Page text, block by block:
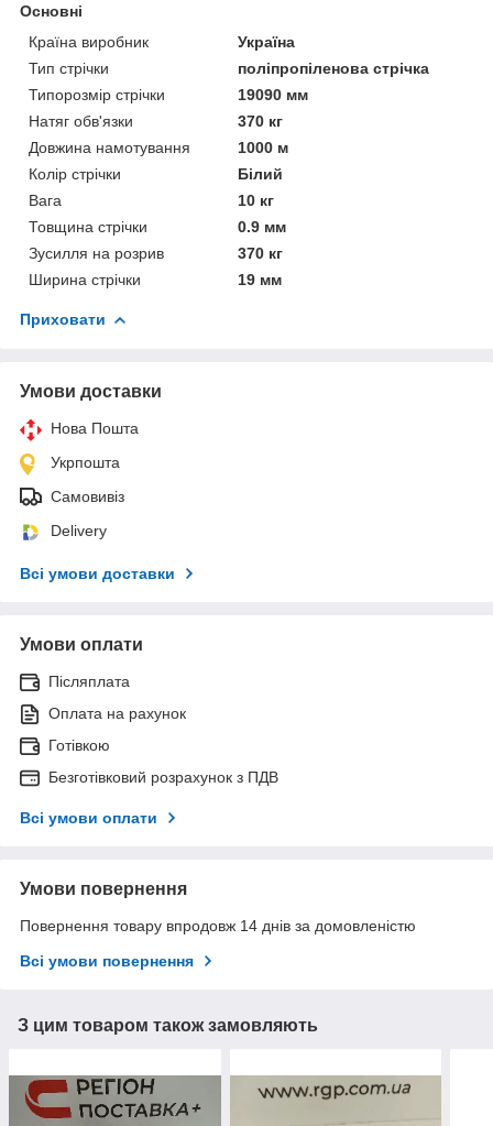
Основні
Країна виробник
Україна
Тип стрічки
поліпропіленова стрічка
Типорозмір стрічки
19090 мм
Натяг обв'язки
370 кг
Довжина намотування
1000 м
Колір стрічки
Білий
Вага
10 кг
Товщина стрічки
0.9 мм
Зусилля на розрив
370 кг
Ширина стрічки
19 мм
Приховати
Умови доставки
Нова Пошта
Укрпошта
Самовивіз
Delivery
Всі умови доставки
Умови оплати
Післяплата
Оплата на рахунок
Готівкою
Безготівковий розрахунок з ПДВ
Всі умови оплати
Умови повернення
Повернення товару впродовж 14 днів за домовленістю
Всі умови повернення
З цим товаром також замовляють